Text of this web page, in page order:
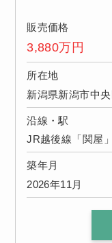
販売価格
3,880万円
所在地
新潟県新潟市中
沿線・駅
JR越後線「関屋
築年月
2026年11月